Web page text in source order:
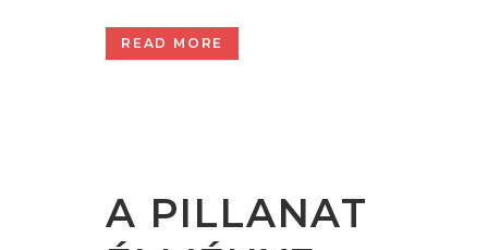
READ MORE
A PILLANAT